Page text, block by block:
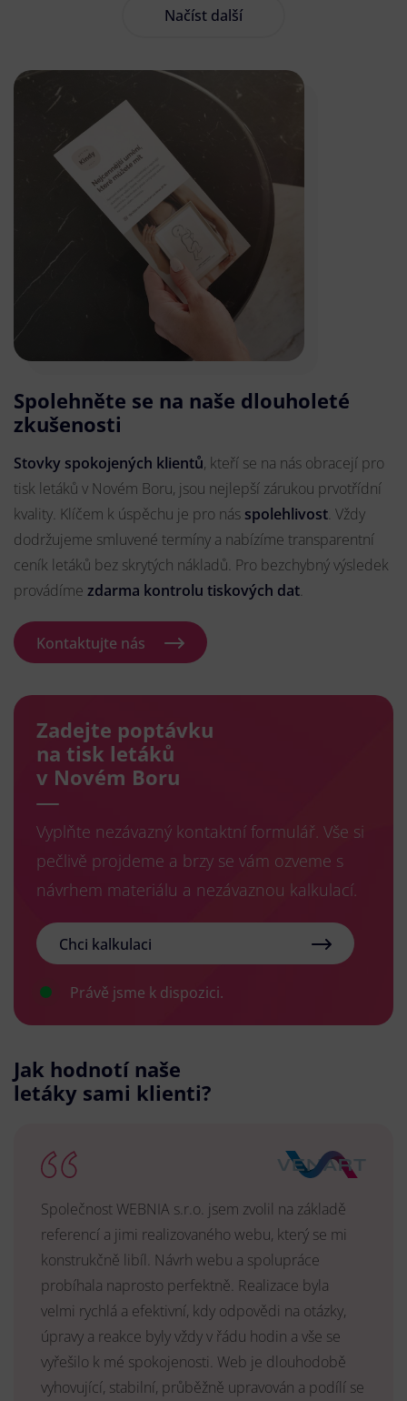
Načíst další
Spolehněte se na naše dlouholeté
zkušenosti
Stovky spokojených klientů, kteří se na nás obracejí pro
tisk letáků v Novém Boru, jsou nejlepší zárukou prvotřídní
kvality. Klíčem k úspěchu je pro nás spolehlivost. Vždy
dodržujeme smluvené termíny a nabízíme transparentní
ceník letáků bez skrytých nákladů. Pro bezchybný výsledek
provádíme zdarma kontrolu tiskových dat.
Kontaktujte nás
Zadejte poptávku
na tisk letáků
v Novém Boru
Vyplňte nezávazný kontaktní formulář. Vše si
pečlivě projdeme a brzy se vám ozveme s
návrhem materiálu a nezávaznou kalkulací.
Chci kalkulaci
Právě jsme k dispozici.
Jak hodnotí naše
letáky sami klienti?
Společnost WEBNIA s.r.o. jsem zvolil na základě
referencí a jimi realizovaného webu, který se mi
konstrukčně libíl. Návrh webu a spolupráce
probíhala naprosto perfektně. Realizace byla
velmi rychlá a efektivní, kdy odpovědi na otázky,
úpravy a reakce byly vždy v řádu hodin a vše se
vyřešilo k mé spokojenosti. Web je dlouhodobě
vyhovující, stabilní, průběžně upravován a podílí se